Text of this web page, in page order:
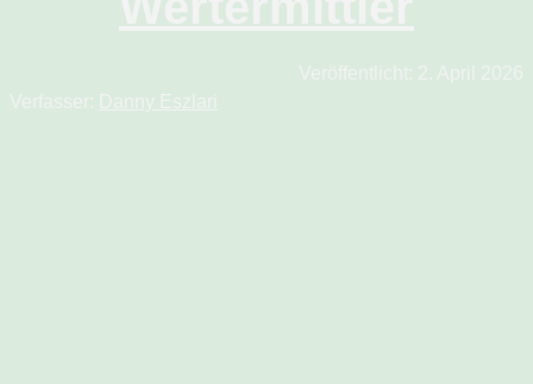
Veröffentlicht: 2. April 2026
Verfasser: Danny Eszlari